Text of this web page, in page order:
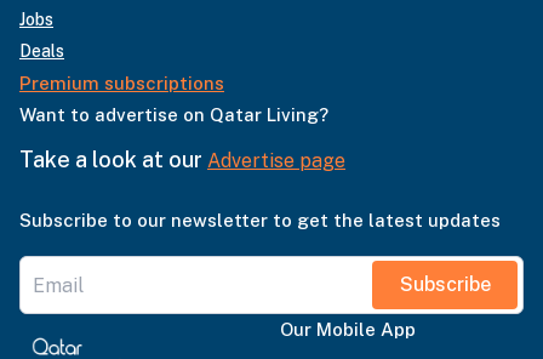
Jobs
Deals
Premium subscriptions
Want to advertise on Qatar Living?
Take a look at our Advertise page
Subscribe to our newsletter to get the latest updates
Subscribe
Our Mobile App